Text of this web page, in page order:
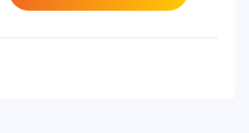
₲ 157.800.